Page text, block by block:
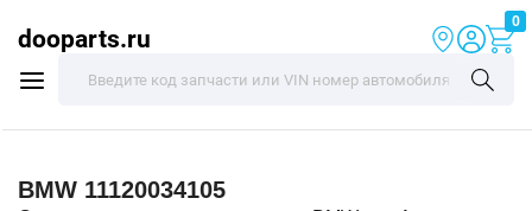
dooparts.ru
0
BMW 11120034105